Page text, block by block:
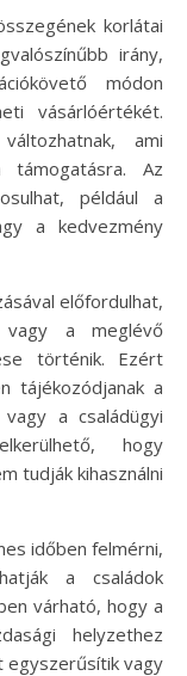
korlátai
irány,
módon
vásárlóértékét.
ami
Az
például a
a kedvezmény
előfordulhat,
a meglévő
történik. Ezért
tájékozódjanak a
a családügyi
hogy
tudják kihasználni
időben felmérni,
a családok
várható, hogy a
helyzethez
egyszerűsítik vagy